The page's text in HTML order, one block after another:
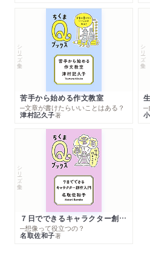
シリーズ・全集
苦手から始める作文教室
─文章が書けたらいいことはある？
津村記久子著
シリーズ・全集
シリーズ・全集
７日でできるキャラクター創作入門
─想像って役立つの？
名取佐和子著